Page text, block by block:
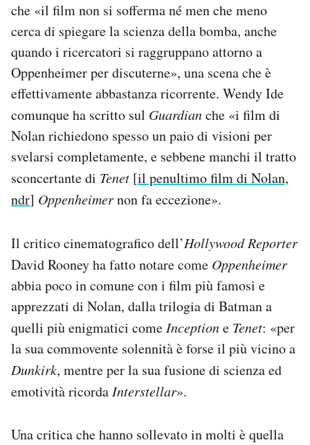
che «il film non si sofferma né men che meno
cerca di spiegare la scienza della bomba, anche
quando i ricercatori si raggruppano attorno a
Oppenheimer per discuterne», una scena che è
effettivamente abbastanza ricorrente. Wendy Ide
comunque ha scritto sul Guardianche «i film di
Nolan richiedono spesso un paio di visioni per
svelarsi completamente, e sebbene manchi il tratto
sconcertante di Tenet [il penultimo film di Nolan,
ndr] Oppenheimernon fa eccezione».
Il critico cinematografico dell’Hollywood Reporter
David Rooney ha fatto notare come Oppenheimer
abbia poco in comune con i film più famosi e
apprezzati di Nolan, dalla trilogia di Batman a
quelli più enigmatici comeInceptione Tenet: «per
la sua commovente solennità è forse il più vicino a
Dunkirk, mentre per la sua fusione di scienza ed
emotività ricordaInterstellar».
Una critica che hanno sollevato in molti è quella